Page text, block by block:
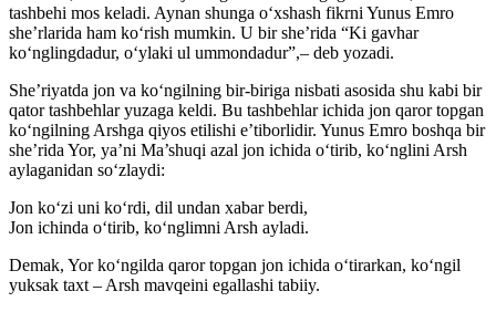
tashbehi mos keladi. Aynan shunga o‘xshash fikrni Yunus Emro
she’rlarida ham ko‘rish mumkin. U bir she’rida “Ki gavhar
ko‘nglingdadur, o‘ylaki ul ummondadur”,– deb yozadi.
She’riyatda jon va ko‘ngilning bir-biriga nisbati asosida shu kabi bir
qator tashbehlar yuzaga keldi. Bu tashbehlar ichida jon qaror topgan
ko‘ngilning Arshga qiyos etilishi e’tiborlidir. Yunus Emro boshqa bir
she’rida Yor, ya’ni Ma’shuqi azal jon ichida o‘tirib, ko‘nglini Arsh
aylaganidan so‘zlaydi:
Jon ko‘zi uni ko‘rdi, dil undan xabar berdi,
Jon ichinda o‘tirib, ko‘nglimni Arsh ayladi.
Demak, Yor ko‘ngilda qaror topgan jon ichida o‘tirarkan, ko‘ngil
yuksak taxt – Arsh mavqeini egallashi tabiiy.